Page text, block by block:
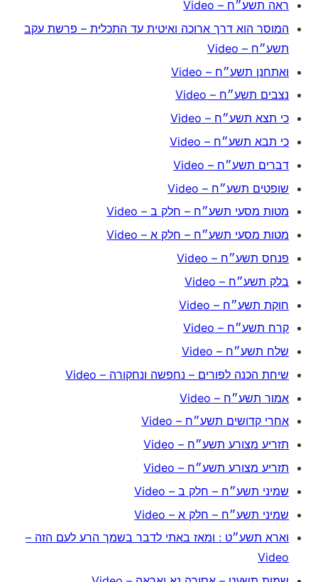
ראה תשע״ח – Video
המוסר הוא דרך ארוכה ואיטית עד התכלית – פרשת עקב
תשע״ח – Video
ואתחנן תשע״ח – Video
נצבים תשע״ח – Video
כי תצא תשע״ח – Video
כי תבא תשע״ח – Video
דברים תשע״ח – Video
שופטים תשע״ח – Video
מטות מסעי תשע״ח – חלק ב – Video
מטות מסעי תשע״ח – חלק א – Video
פנחס תשע״ח – Video
בלק תשע״ח – Video
חוקת תשע״ח – Video
קרח תשע״ח – Video
שלח תשע״ח – Video
שיחת הכנה לפורים – נחפשה ונחקורה – Video
אמור תשע״ח – Video
אחרי קדושים תשע״ח – Video
תזריע מצורע תשע״ח – Video
תזריע מצורע תשע״ח – Video
שמיני תשע״ח – חלק ב – Video
שמיני תשע״ח – חלק א – Video
וארא תשע״ט : ומאז באתי לדבר בשמך הרע לעם הזה –
Video